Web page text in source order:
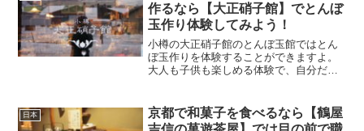
作るなら【大正硝子館】でとんぼ
玉作り体験してみよう！
小樽の大正硝子館のとんぼ玉館ではとん
ぼ玉作りを体験することができますよ。
大人も子供も楽しめる体験で、自分だけ
参考ににしてみてくどさいね。
日本
京都で和菓子を食べるなら【鶴屋